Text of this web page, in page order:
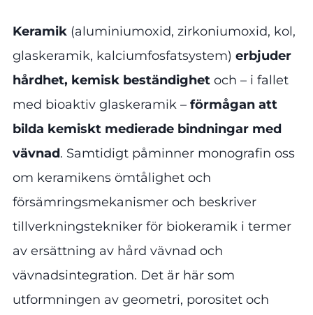
Keramik (aluminiumoxid, zirkoniumoxid, kol,
glaskeramik, kalciumfosfatsystem) erbjuder
hårdhet, kemisk beständighet och – i fallet
med bioaktiv glaskeramik – förmågan att
bilda kemiskt medierade bindningar med
vävnad. Samtidigt påminner monografin oss
om keramikens ömtålighet och
försämringsmekanismer och beskriver
tillverkningstekniker för biokeramik i termer
av ersättning av hård vävnad och
vävnadsintegration. Det är här som
utformningen av geometri, porositet och